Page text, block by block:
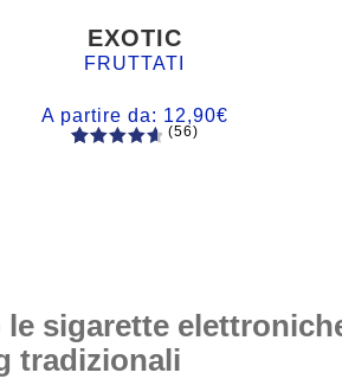
EXOTIC
FRUTTATI
A partire da: 12,90€
(56)
le sigarette
tradizionali